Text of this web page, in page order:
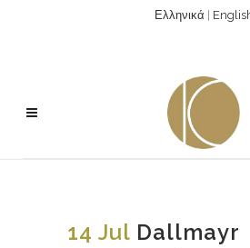
Ελληνικά
14 Jul Dallmayr